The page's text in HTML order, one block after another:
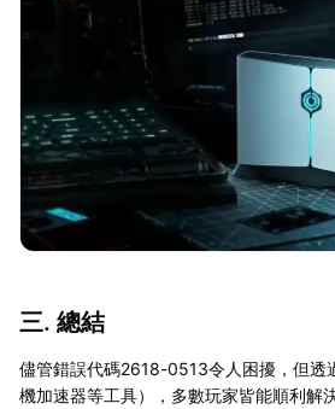
三. 總結
儘管錯誤代碼2618-0513令人困擾，但透
機加速器等工具），多數玩家皆能順利解